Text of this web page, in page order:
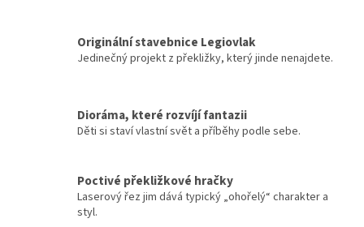
Originální stavebnice Legiovlak
Jedinečný projekt z překližky, který jinde nenajdete.
Dioráma, které rozvíjí fantazii
Děti si staví vlastní svět a příběhy podle sebe.
Poctivé překližkové hračky
Laserový řez jim dává typický „ohořelý“ charakter a
styl.